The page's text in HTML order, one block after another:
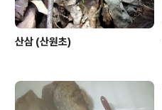
산삼 (산원초)